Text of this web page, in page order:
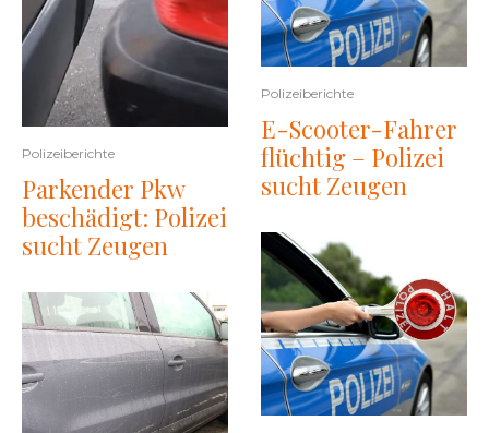
Polizeiberichte
Parkender Pkw
beschädigt: Polizei
sucht Zeugen
Polizeiberichte
E-Scooter-Fahrer
flüchtig – Polizei
sucht Zeugen